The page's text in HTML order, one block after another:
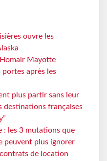
ouvre les
Mayotte
portes après les
plus partir sans leur
destinations françaises
: les 3 mutations que
peuvent plus ignorer
de location